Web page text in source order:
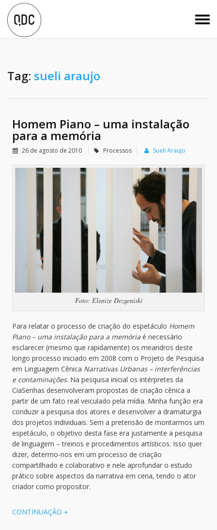
Tag: sueli araujo
Homem Piano – uma instalação
para a memória
26 de agosto de 2010 Processos Sueli Araujo
Foto: Elenize Dezgeniski
Para relatar o processo de criação do espetáculo Homem
Piano – uma instalação para a memória é necessário
esclarecer (mesmo que rapidamente) os meandros deste
longo processo iniciado em 2008 com o Projeto de Pesquisa
em Linguagem Cênica Narrativas Urbanas – interferências
e contaminações. Na pesquisa inicial os intérpretes da
CiaSenhas desenvolveram propostas de criação cênica a
partir de um fato real veiculado pela mídia. Minha função era
conduzir a pesquisa dos atores e desenvolver a dramaturgia
dos projetos individuais. Sem a pretensão de montarmos um
espetáculo, o objetivo desta fase era justamente a pesquisa
de linguagem – treinos e procedimentos artísticos. Isso quer
dizer, determo-nos em um processo de criação
compartilhado e colaborativo e nele aprofundar o estudo
prático sobre aspectos da narrativa em cena, tendo o ator
criador como propositor.
CONTINUAÇÃO